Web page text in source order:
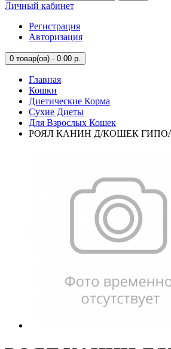
Личный кабинет
Регистрация
Авторизация
0 товар(ов) - 0.00 р.
Главная
Кошки
Диетические Корма
Сухие Диеты
Для Взрослых Кошек
РОЯЛ КАНИН Д/КОШЕК